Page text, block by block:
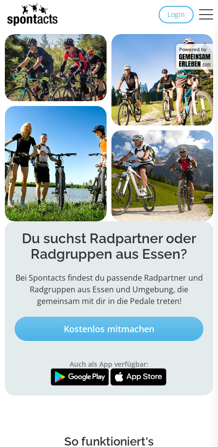
Login
Powered by
Du suchst Radpartner oder
Radgruppen aus Essen?
Bei Spontacts findest du passende Radpartner und
Radgruppen aus Essen und Umgebung, die
gemeinsam mit dir in die Pedale treten!
Kostenlos mitmachen
Auch als App verfügbar:
So funktioniert's